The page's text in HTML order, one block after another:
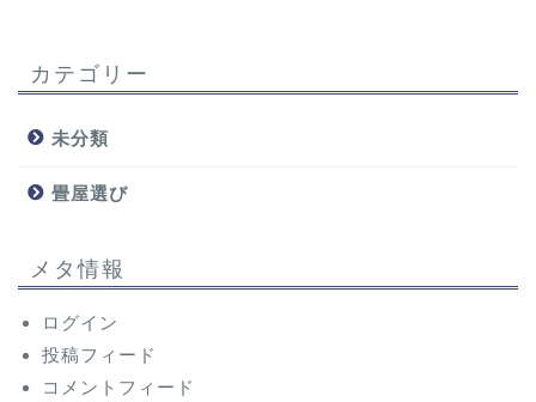
カテゴリー
未分類
畳屋選び
メタ情報
ログイン
投稿フィード
コメントフィード